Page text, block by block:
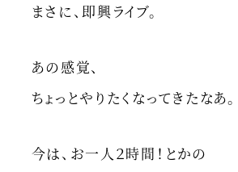
まさに、即興ライブ。
あの感覚、
ちょっとやりたくなってきたなあ。
今は、お一人２時間！とかの